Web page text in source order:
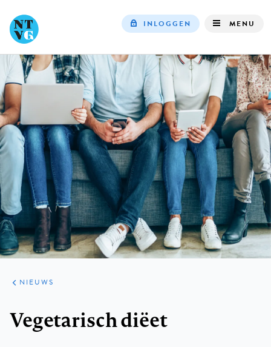
navigation
INLOGGEN MENU
ARTIKELEN
HET
KORT
NIEUWS
Vegetarisch diëet